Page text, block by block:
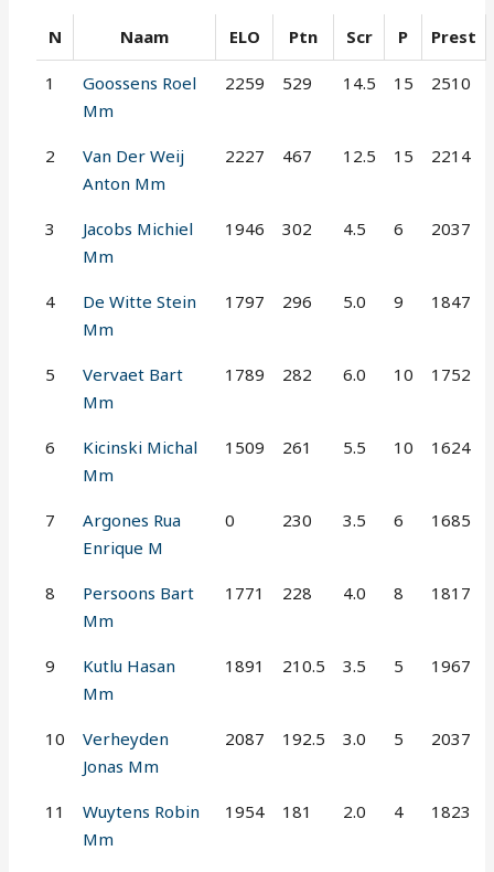
N Naam ELO Ptn Scr P Prest
1
Goossens Roel
Mm
2259 529 14.5 15 2510
2
Van Der Weij
Anton Mm
2227 467 12.5 15 2214
3
Jacobs Michiel
Mm
1946 302 4.5 6 2037
4
De Witte Stein
Mm
1797 296 5.0 9 1847
5
Vervaet Bart
Mm
1789 282 6.0 10 1752
6
Kicinski Michal
Mm
1509 261 5.5 10 1624
7
Argones Rua
Enrique M
0 230 3.5 6 1685
8
Persoons Bart
Mm
1771 228 4.0 8 1817
9
Kutlu Hasan
Mm
1891 210.5 3.5 5 1967
10
Verheyden
Jonas Mm
2087 192.5 3.0 5 2037
11
Wuytens Robin
Mm
1954 181 2.0 4 1823